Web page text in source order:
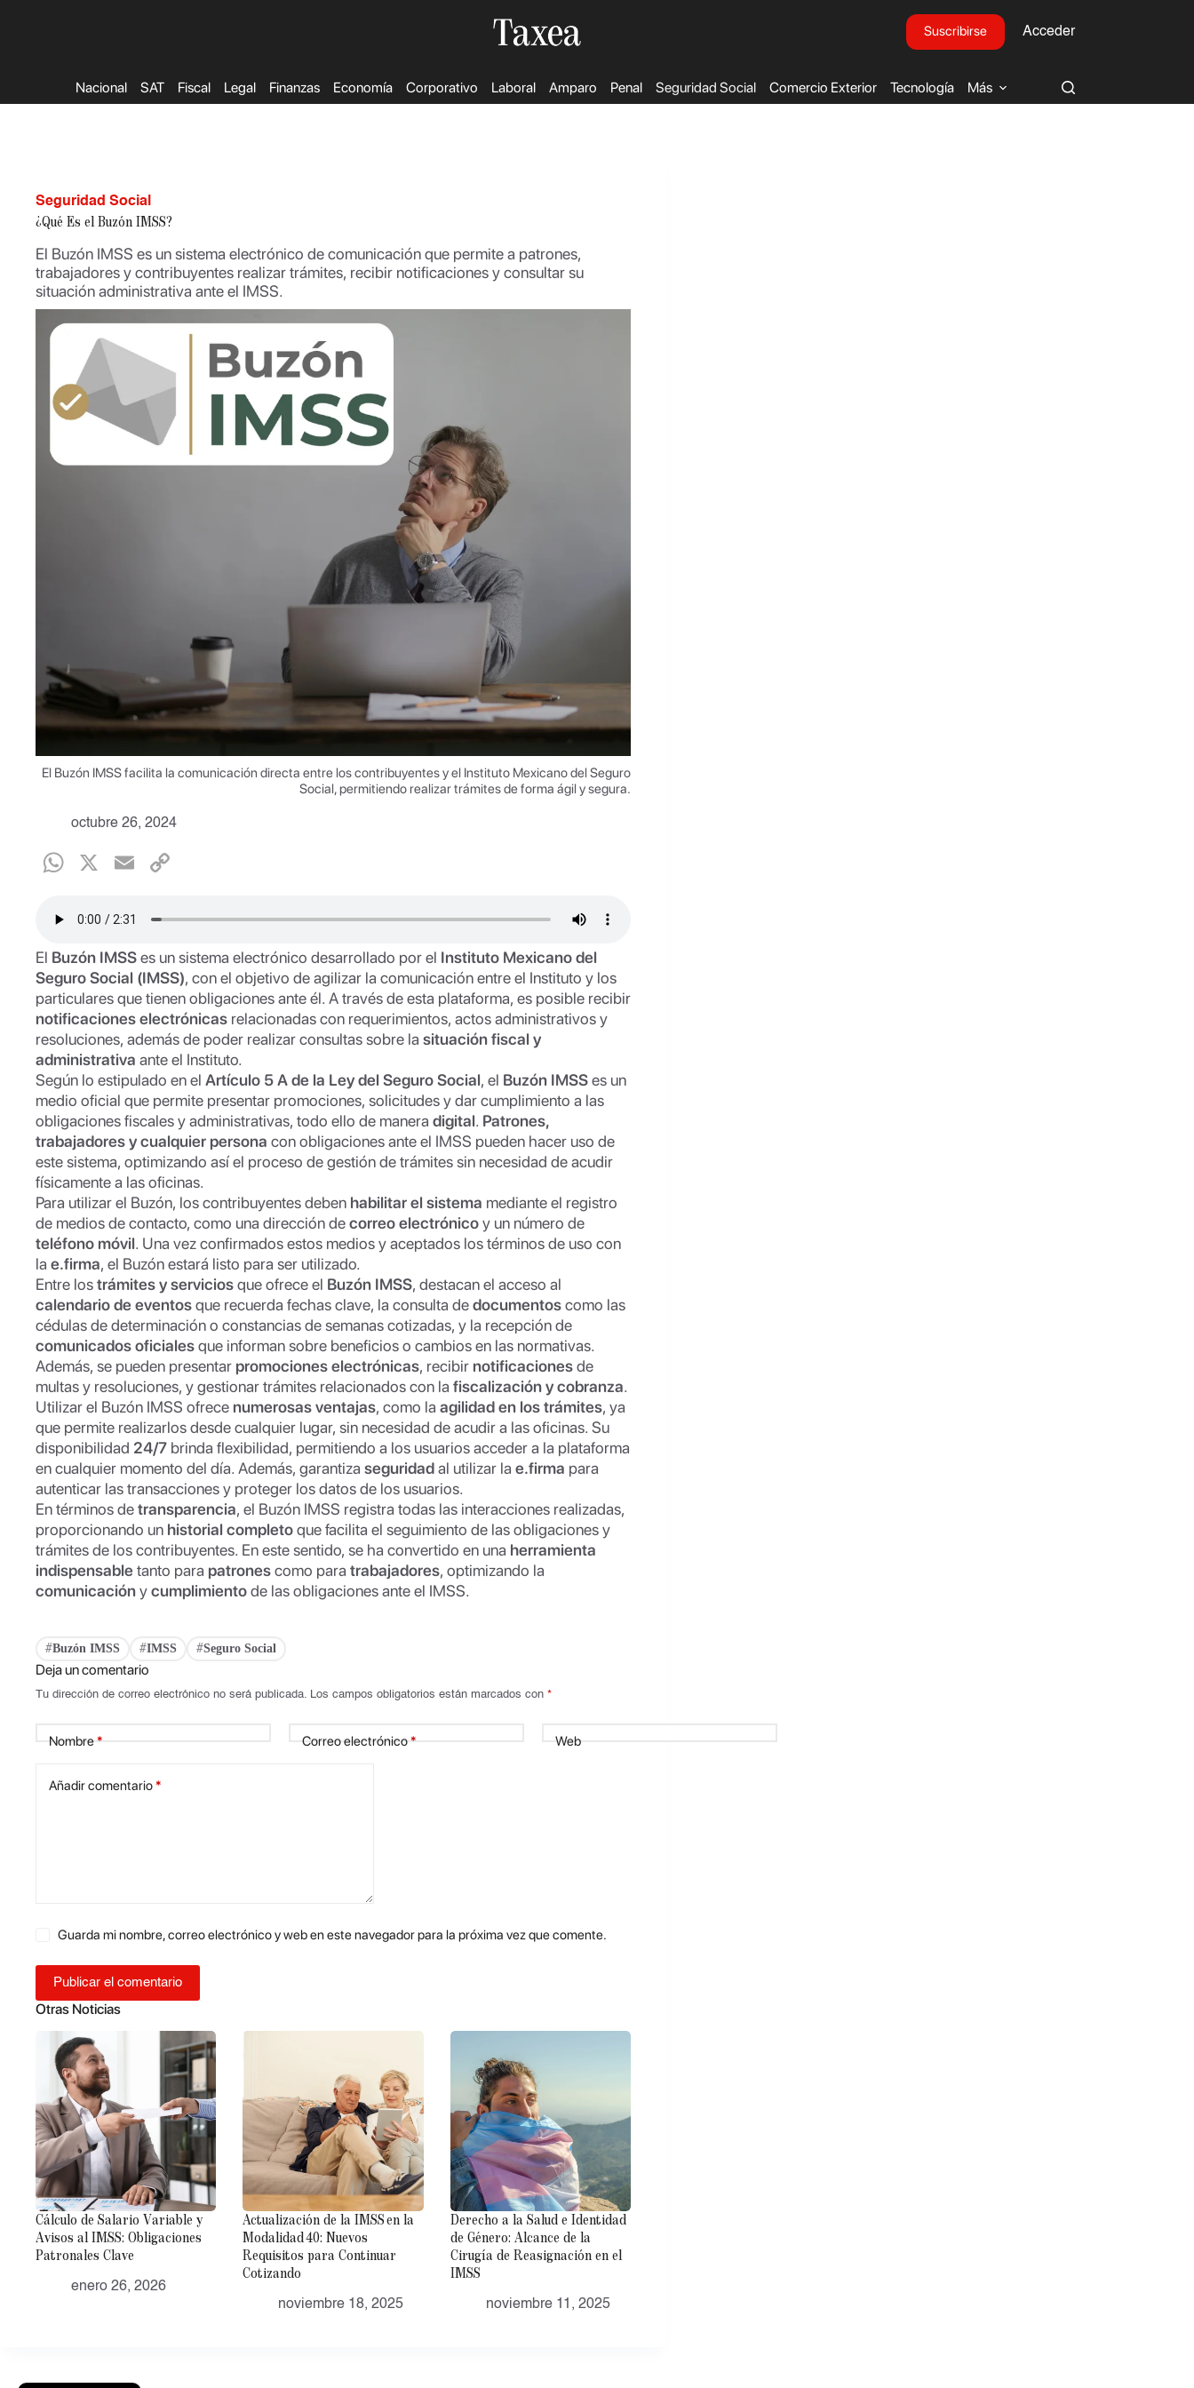
Suscribirse Acceder
Nacional SAT Fiscal Legal Finanzas Economía Corporativo Laboral Amparo Penal Seguridad Social Comercio Exterior Tecnología Más
Seguridad Social
¿Qué Es el Buzón IMSS?
El Buzón IMSS es un sistema electrónico de comunicación que permite a patrones,
trabajadores y contribuyentes realizar trámites, recibir notificaciones y consultar su
situación administrativa ante el IMSS.
El Buzón IMSS facilita la comunicación directa entre los contribuyentes y el Instituto Mexicano del Seguro
Social, permitiendo realizar trámites de forma ágil y segura.
octubre 26, 2024
W
at
s
A
p
p
X
E
ail p
y
Li
n
k
El Buzón IMSSes un sistema electrónico desarrollado por el Instituto Mexicano del
Seguro Social (IMSS), con el objetivo de agilizar la comunicación entre el Instituto y los
particulares que tienen obligaciones ante él. A través de esta plataforma, es posible recibir
notificaciones electrónicas relacionadas con requerimientos, actos administrativos y
resoluciones, además de poder realizar consultas sobre la situación fiscal y
administrativa ante el Instituto.
Según lo estipulado en el Artículo 5 A de la Ley del Seguro Social, el Buzón IMSSes un
medio oficial que permite presentar promociones, solicitudes y dar cumplimiento a las
obligaciones fiscales y administrativas, todo ello de manera digital. Patrones,
trabajadores y cualquier persona con obligaciones ante el IMSS pueden hacer uso de
este sistema, optimizando así el proceso de gestión de trámites sin necesidad de acudir
físicamente a las oficinas.
Para utilizar el Buzón, los contribuyentes deben habilitar el sistema mediante el registro
de medios de contacto, como una dirección decorreo electrónicoy un número de
teléfono móvil. Una vez confirmados estos medios y aceptados los términos de uso con
la e.firma, el Buzón estará listo para ser utilizado.
Entre lostrámites y serviciosque ofrece el Buzón IMSS, destacan el acceso al
calendario de eventosque recuerda fechas clave, la consulta dedocumentoscomo las
cédulas de determinación o constancias de semanas cotizadas, y la recepción de
comunicados oficialesque informan sobre beneficios o cambios en las normativas.
Además, se pueden presentar promociones electrónicas, recibir notificacionesde
multas y resoluciones, y gestionar trámites relacionados con la fiscalización y cobranza.
Utilizar el Buzón IMSS ofrece numerosas ventajas, como la agilidad en los trámites, ya
que permite realizarlos desde cualquier lugar, sin necesidad de acudir a las oficinas. Su
disponibilidad 24/7 brinda flexibilidad, permitiendo a los usuarios acceder a la plataforma
en cualquier momento del día. Además, garantiza seguridadal utilizar la e.firma para
autenticar las transacciones y proteger los datos de los usuarios.
En términos detransparencia, el Buzón IMSS registra todas las interacciones realizadas,
proporcionando un historial completoque facilita el seguimiento de las obligaciones y
trámites de los contribuyentes. En este sentido, se ha convertido en una herramienta
indispensable tanto para patronescomo para trabajadores, optimizando la
comunicaciónycumplimientode las obligaciones ante el IMSS.
#Buzón IMSS #IMSS #Seguro Social
Deja un comentario
Tu dirección de correo electrónico no será publicada. Los campos obligatorios están marcados con *
Nombre* Correo electrónico* Web
Añadir comentario*
Guarda mi nombre, correo electrónico y web en este navegador para la próxima vez que comente.
Publicar el comentario
Otras Noticias
Cálculo de Salario Variable y
Avisos al IMSS: Obligaciones
Patronales Clave
enero 26, 2026
Actualización de la IMSS en la
Modalidad 40: Nuevos
Requisitos para Continuar
Cotizando
noviembre 18, 2025
Derecho a la Salud e Identidad
de Género: Alcance de la
Cirugía de Reasignación en el
IMSS
noviembre 11, 2025